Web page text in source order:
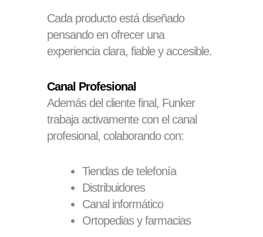
Cada producto está diseñado
pensando en ofrecer una
experiencia clara, fiable y accesible.
Canal Profesional
Además del cliente final, Funker
trabaja activamente con el canal
profesional, colaborando con:
Tiendas de telefonía
Distribuidores
Canal informático
Ortopedias y farmacias